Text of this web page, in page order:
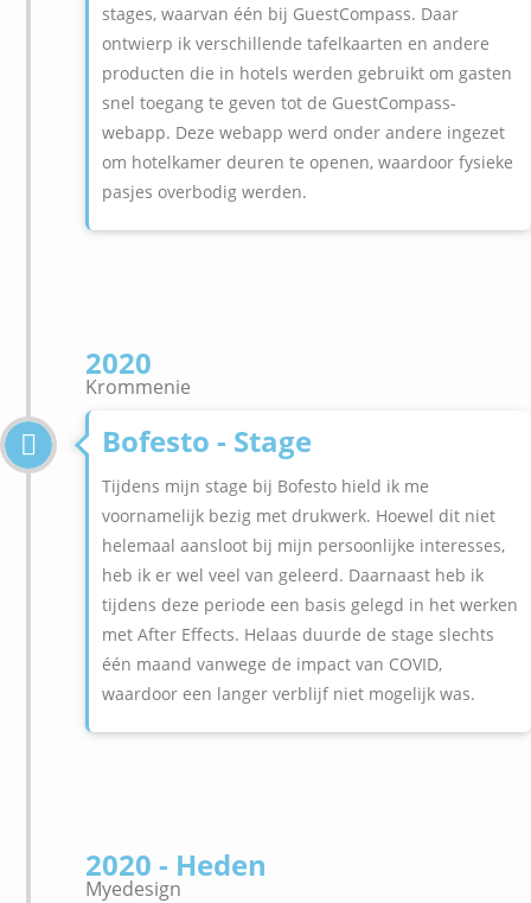
stages, waarvan één bij GuestCompass. Daar
ontwierp ik verschillende tafelkaarten en andere
producten die in hotels werden gebruikt om gasten
snel toegang te geven tot de GuestCompass-
webapp. Deze webapp werd onder andere ingezet
om hotelkamer deuren te openen, waardoor fysieke
pasjes overbodig werden.
2020
Krommenie
Bofesto - Stage
Tijdens mijn stage bij Bofesto hield ik me
voornamelijk bezig met drukwerk. Hoewel dit niet
helemaal aansloot bij mijn persoonlijke interesses,
heb ik er wel veel van geleerd. Daarnaast heb ik
tijdens deze periode een basis gelegd in het werken
met After Effects. Helaas duurde de stage slechts
één maand vanwege de impact van COVID,
waardoor een langer verblijf niet mogelijk was.
2020 - Heden
Myedesign